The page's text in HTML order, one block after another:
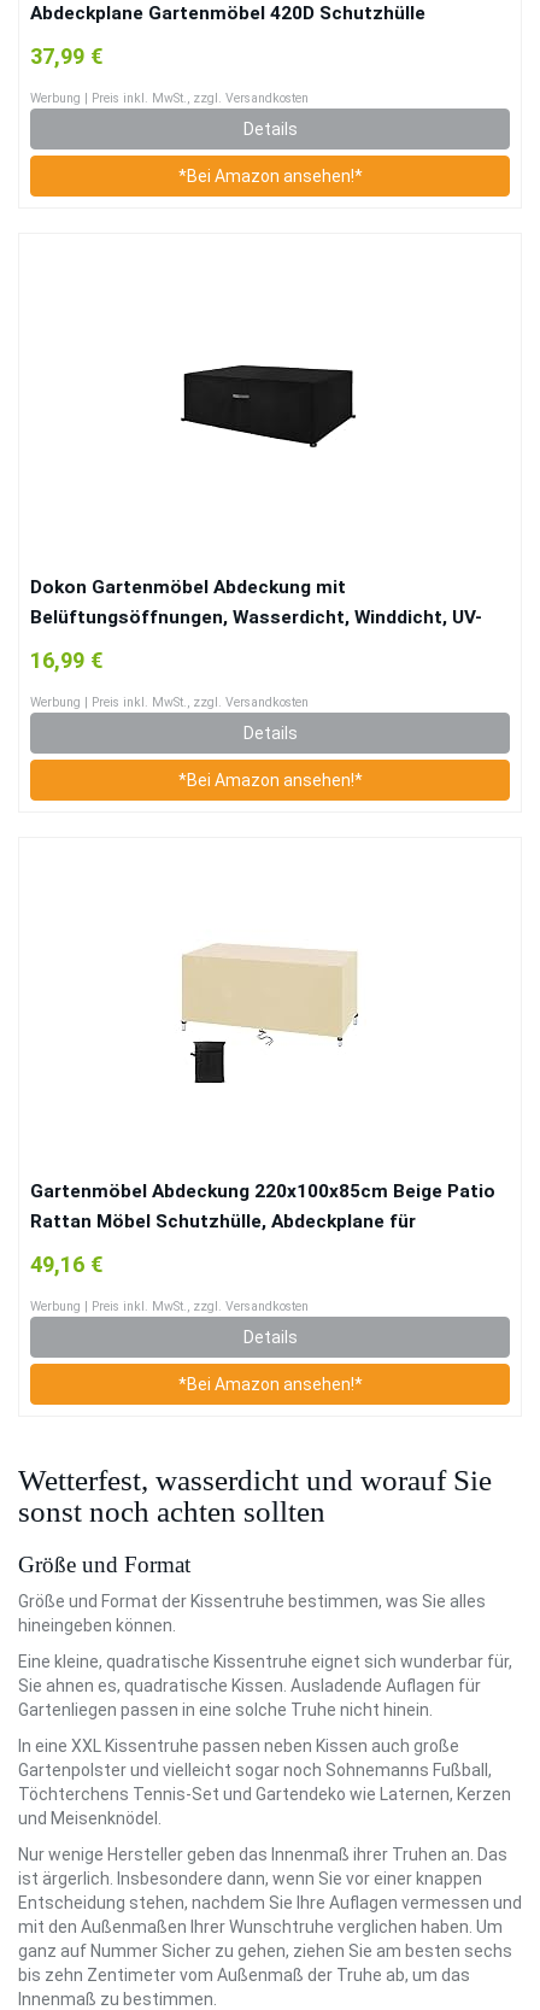
Abdeckplane Gartenmöbel 420D Schutzhülle
Gartenmöbel Terrasse Gartenmöbel Abdeckungen für
Gartenmöbel Sets Tische und Stühle
37,99 €
Werbung | Preis inkl. MwSt., zzgl. Versandkosten
Details
*Bei Amazon ansehen!*
Dokon Gartenmöbel Abdeckung mit
Belüftungsöffnungen, Wasserdicht, Winddicht, UV-
Beständiges, Schwerlast 600D Oxford Gewebe
Schutzhülle für Gartentisch Sitzgruppe, Rechteckig
(125x63x74cm) – Schwarz
16,99 €
Werbung | Preis inkl. MwSt., zzgl. Versandkosten
Details
*Bei Amazon ansehen!*
Gartenmöbel Abdeckung 220x100x85cm Beige Patio
Rattan Möbel Schutzhülle, Abdeckplane für
Gartenmöbel Outdoor Wasserdicht, 420D Oxford
Gewebe Abdeckhaube Gartentisch für Stühle
Möbelsets und Sofa
49,16 €
Werbung | Preis inkl. MwSt., zzgl. Versandkosten
Details
*Bei Amazon ansehen!*
Wetterfest, wasserdicht und worauf Sie
sonst noch achten sollten
Größe und Format
Größe und Format der Kissentruhe bestimmen, was Sie alles
hineingeben können.
Eine kleine, quadratische Kissentruhe eignet sich wunderbar für,
Sie ahnen es, quadratische Kissen. Ausladende Auflagen für
Gartenliegen passen in eine solche Truhe nicht hinein.
In eine XXL Kissentruhe passen neben Kissen auch große
Gartenpolster und vielleicht sogar noch Sohnemanns Fußball,
Töchterchens Tennis-Set und Gartendeko wie Laternen, Kerzen
und Meisenknödel.
Nur wenige Hersteller geben das Innenmaß ihrer Truhen an. Das
ist ärgerlich. Insbesondere dann, wenn Sie vor einer knappen
Entscheidung stehen, nachdem Sie Ihre Auflagen vermessen und
mit den Außenmaßen Ihrer Wunschtruhe verglichen haben. Um
ganz auf Nummer Sicher zu gehen, ziehen Sie am besten sechs
bis zehn Zentimeter vom Außenmaß der Truhe ab, um das
Innenmaß zu bestimmen.